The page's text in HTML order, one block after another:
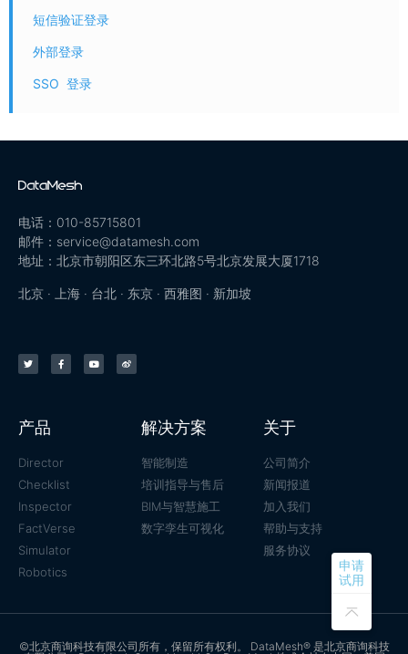
申请
试用
短信验证登录
外部登录
SSO 登录
电话：010-85715801
邮件：service@datamesh.com
地址：北京市朝阳区东三环北路5号北京发展大厦1718
北京 · 上海 · 台北 · 东京 · 西雅图 · 新加坡
产品
Director
Checklist
Inspector
FactVerse
Simulator
Robotics
解决方案
智能制造
培训指导与售后
BIM与智慧施工
数字孪生可视化
关于
公司简介
新闻报道
加入我们
帮助与支持
服务协议
©北京商询科技有限公司所有，保留所有权利。 DataMesh® 是北京商询科技